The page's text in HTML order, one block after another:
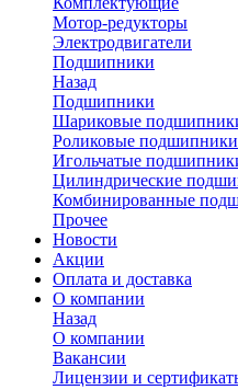
Мотор-редукторы
Электродвигатели
Подшипники
Назад
Подшипники
Шариковые
Роликовые подшипники
Игольчатые
Цилиндрические
Комбинированные
Прочее
Новости
Акции
Оплата и доставка
О компании
Назад
О компании
Вакансии
Лицензии и